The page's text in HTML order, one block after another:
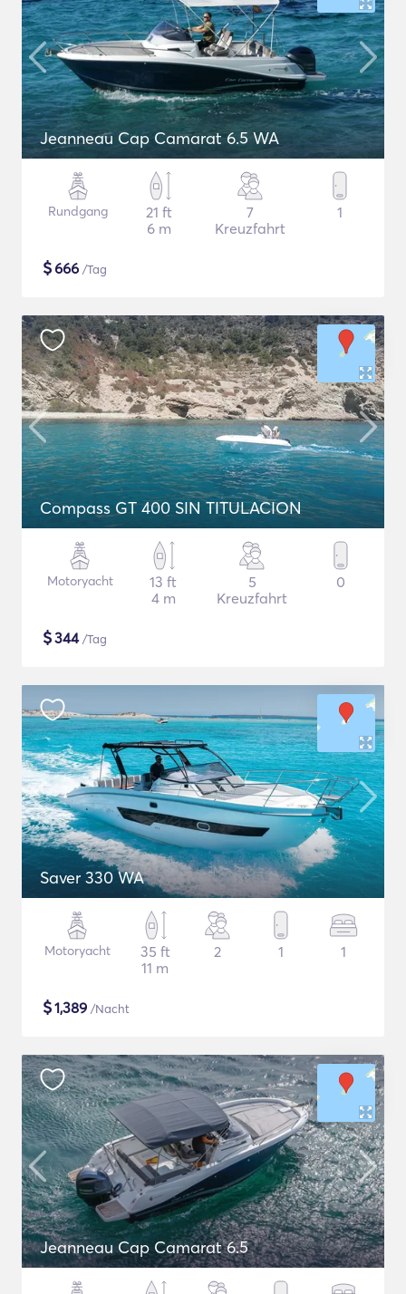
Jeanneau Cap Camarat 6.5 WA
Rundgang
21 ft
6 m
7
Kreuzfahrt
1
$666 /Tag
Compass GT 400 SIN TITULACION
Motoryacht
13 ft
4 m
5
Kreuzfahrt
0
$344/Tag
Saver 330 WA
Motoryacht
35 ft
11 m
2 1 1
$1,389 /Nacht
Jeanneau Cap Camarat 6.5